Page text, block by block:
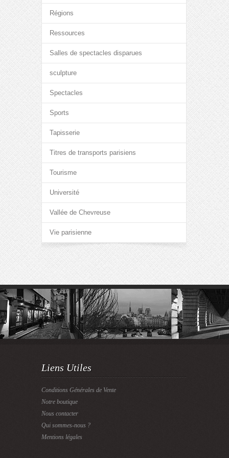
Régions
Ressources
Salles de spectacles disparues
sculpture
Spectacles
Sports
Tapisserie
Titres de transports parisiens
Tourisme
Université
Vallée de Chevreuse
Vie parisienne
Liens Utiles
Conditions Générales de Vente
Notre boutique
Nous contacter
Qui sommes-nous ?
Mentions légales